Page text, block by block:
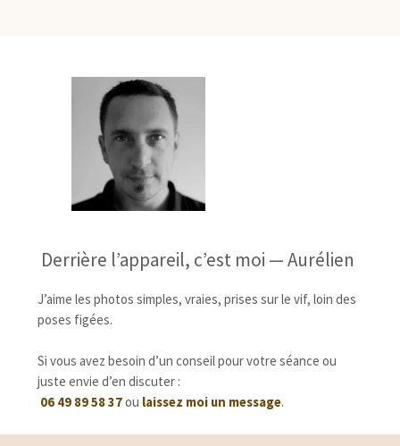
Derrière l’appareil, c’est moi — Aurélien
J’aime les photos simples, vraies, prises sur le vif, loin des
poses figées.
Si vous avez besoin d’un conseil pour votre séance ou
juste envie d’en discuter :
06 49 89 58 37ou laissez moi un message.